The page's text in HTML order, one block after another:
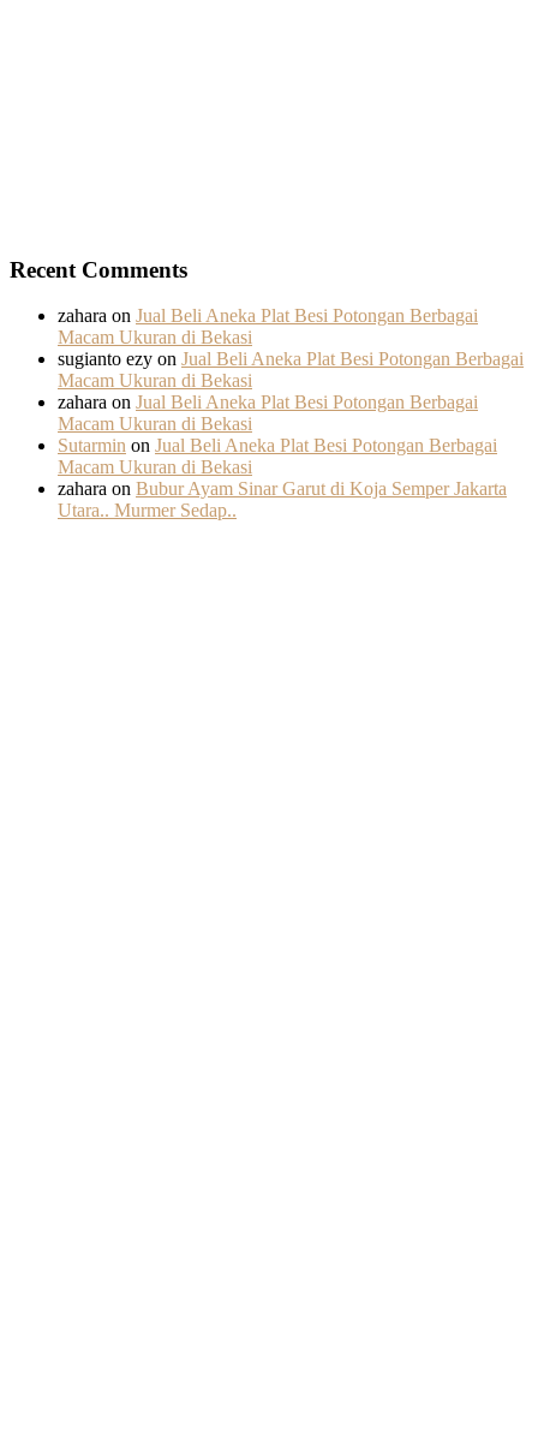
Recent Comments
zahara on Jual Beli Aneka Plat Besi Potongan Berbagai
Macam Ukuran di Bekasi
sugianto ezy on Jual Beli Aneka Plat Besi Potongan Berbagai
Macam Ukuran di Bekasi
zahara on Jual Beli Aneka Plat Besi Potongan Berbagai
Macam Ukuran di Bekasi
Sutarmin on Jual Beli Aneka Plat Besi Potongan Berbagai
Macam Ukuran di Bekasi
zahara on Bubur Ayam Sinar Garut di Koja Semper Jakarta
Utara.. Murmer Sedap..